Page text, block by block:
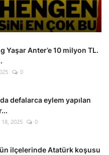
Yaşar Anter’e 10 milyon TL.
0
defalarca eylem yapılan
18, 2025 0
ilçelerinde Atatürk koşusu